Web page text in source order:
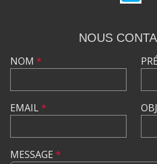
NOUS
NOM *
EMAIL*
MESSAGE *